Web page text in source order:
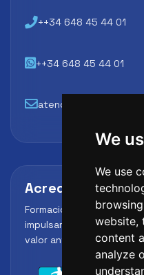
We
We use
website,
content
analyze
++34 648 45 44 01
++34 648 45 44 01
Acreditaciones y
Formación, metodología
impulsar el perfil
valor ante clubes,